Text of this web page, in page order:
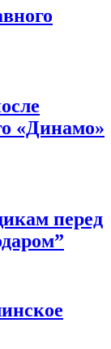
«Динамо»
перед